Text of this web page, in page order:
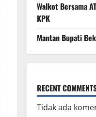
Walkot Bersama
KPK
Mantan Bupati
RECENT
Tidak ada